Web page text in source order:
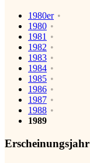
1980er
1980
1981
1982
1983
1984
1985
1986
1987
1988
1989
Erscheinungsjahr